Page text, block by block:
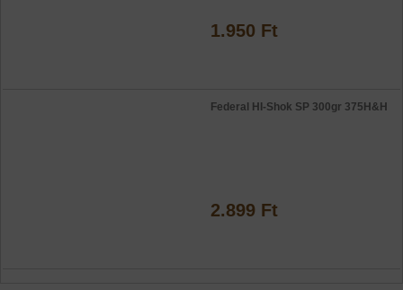
1.950 Ft
Federal HI-Shok SP 300gr 375H&H
2.899 Ft